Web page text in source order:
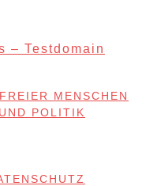
MENSCHEN
POLITIK